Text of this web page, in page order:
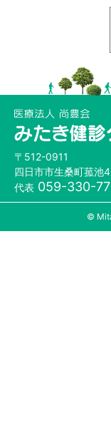
〒512-0911
四日市市生桑町菰池
代表 059-330-
©